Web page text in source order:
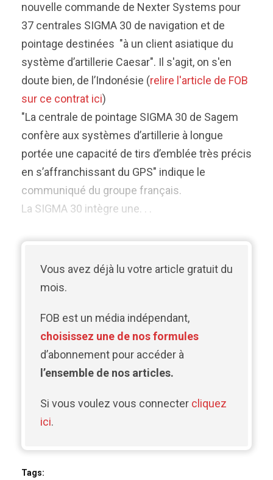
nouvelle commande de Nexter Systems pour
37 centrales SIGMA 30 de navigation et de
pointage destinées "à un client asiatique du
système d’artillerie Caesar". Il s'agit, on s'en
doute bien, de l’Indonésie (relire l'article de FOB
sur ce contrat ici)
"La centrale de pointage SIGMA 30 de Sagem
confère aux systèmes d’artillerie à longue
portée une capacité de tirs d’emblée très précis
en s’affranchissant du GPS" indique le
communiqué du groupe français.
La SIGMA 30 intègre une. . .
Vous avez déjà lu votre article gratuit du
mois.
FOB est un média indépendant,
choisissez une de nos formules
d’abonnement pour accéder à
l’ensemble de nos articles.
Si vous voulez vous connecter cliquez
ici.
Tags: